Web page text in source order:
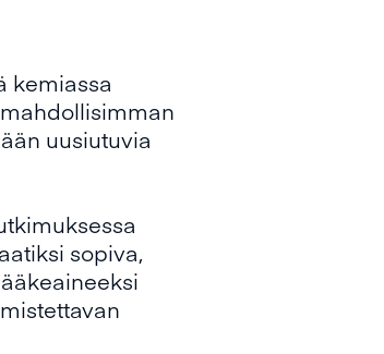
kemiassa
uusiutuvia
sopiva,